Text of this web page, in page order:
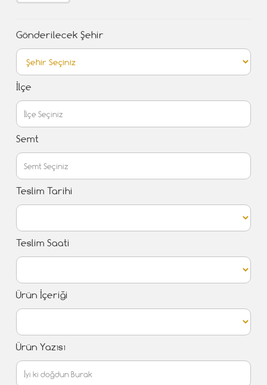
Gönderilecek Şehir
İlçe
Semt
Teslim Tarihi
Teslim Saati
Ürün İçeriği
Ürün Yazısı